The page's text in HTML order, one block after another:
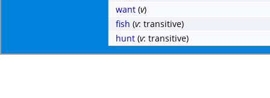
want (v)
fish (v: transitive)
hunt (v: transitive)